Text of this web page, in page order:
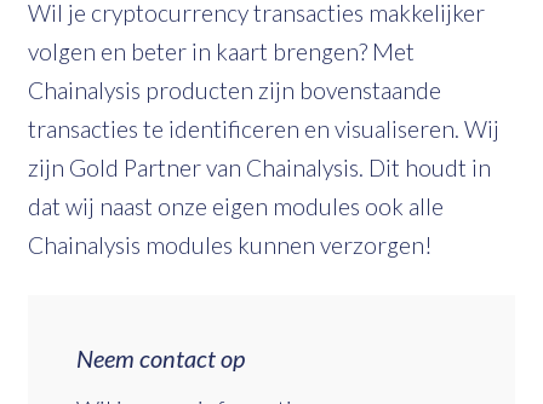
Wil je cryptocurrency transacties makkelijker
volgen en beter in kaart brengen? Met
Chainalysis producten zijn bovenstaande
transacties te identificeren en visualiseren. Wij
zijn Gold Partner van Chainalysis. Dit houdt in
dat wij naast onze eigen modules ook alle
Chainalysis modules kunnen verzorgen!
Neem contact op